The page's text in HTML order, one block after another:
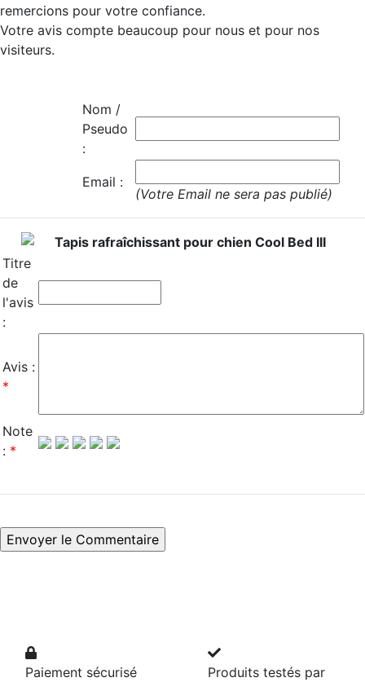
remercions pour votre confiance.
Votre avis compte beaucoup pour nous et pour nos
visiteurs.
Nom /
Pseudo
:
Email :
(Votre Email ne sera pas publié)
Tapis rafraîchissant pour chien Cool Bed III
Titre
de
l'avis
:
Avis :
*
Note
: *
Paiement sécurisé
Produits testés par